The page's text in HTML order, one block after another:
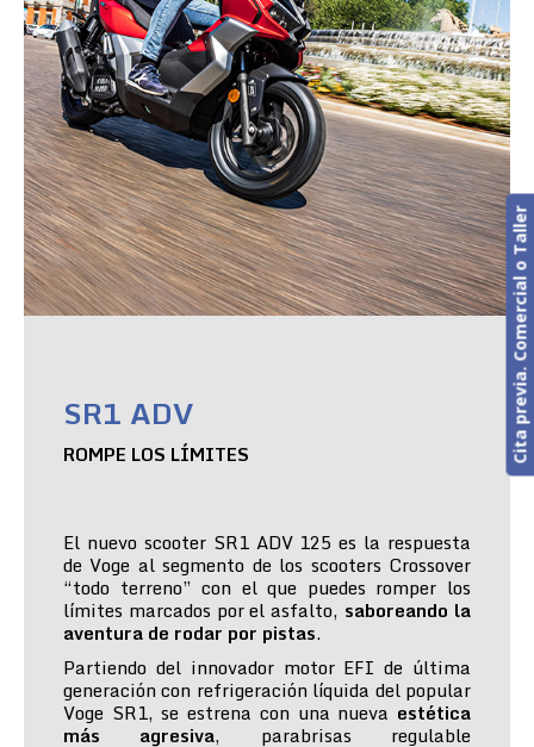
SR1 ADV
ROMPE LOS LÍMITES
El nuevo scooter SR1 ADV 125 es la respuesta
de Voge al segmento de los scooters Crossover
“todo terreno” con el que puedes romper los
límites marcados por el asfalto, saboreando la
aventura de rodar por pistas.
Partiendo del innovador motor EFI de última
generación con refrigeración líquida del popular
Voge SR1, se estrena con una nueva estética
más agresiva, parabrisas regulable
Cita previa. Comercial o Taller